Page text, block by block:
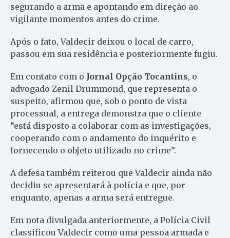
segurando a arma e apontando em direção ao
vigilante momentos antes do crime.
Após o fato, Valdecir deixou o local de carro,
passou em sua residência e posteriormente fugiu.
Em contato com o Jornal Opção Tocantins, o
advogado Zenil Drummond, que representa o
suspeito, afirmou que, sob o ponto de vista
processual, a entrega demonstra que o cliente
“está disposto a colaborar com as investigações,
cooperando com o andamento do inquérito e
fornecendo o objeto utilizado no crime”.
A defesa também reiterou que Valdecir ainda não
decidiu se apresentará à polícia e que, por
enquanto, apenas a arma será entregue.
Em nota divulgada anteriormente, a Polícia Civil
classificou Valdecir como uma pessoa armada e